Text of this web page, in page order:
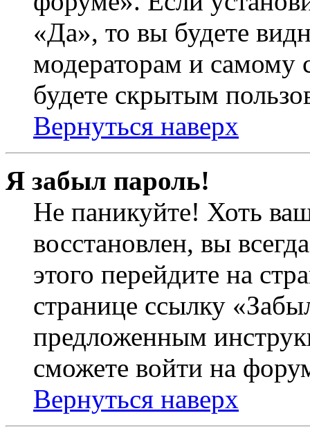
«Да», то вы будете
модераторам и самому
будете скрытым
Вернуться наверх
Я забыл пароль!
Не паникуйте! Хоть
восстановлен, вы
этого перейдите на
странице ссылку
предложенным
сможете войти на
Вернуться наверх